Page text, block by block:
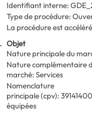
Identifiant interne:
Type de procédure:
La procédure est
Objet
Nature principale du
Nature complémentaire
marché: Services
Nomenclature
principale(cpv): 39141400
équipées